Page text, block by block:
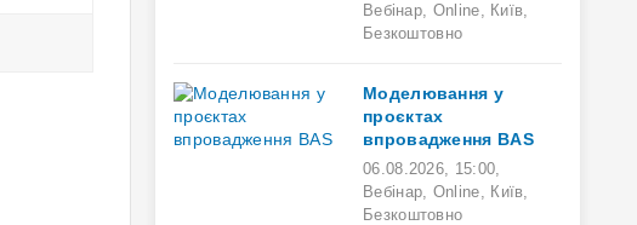
Вебінар, Online, Київ,
Безкоштовно
Моделювання у
проєктах
впровадження BAS
06.08.2026, 15:00,
Вебінар, Online, Київ,
Безкоштовно